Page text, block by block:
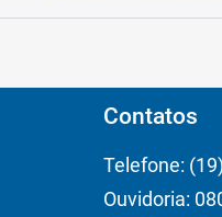
Contatos
Telefone:
Ouvidoria: